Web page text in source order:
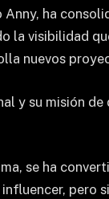
ha
la visibilidad
nuevos
y su misión
se ha
pero